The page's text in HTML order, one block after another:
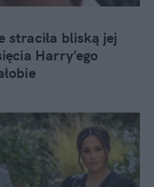
straciła bliską jej
Harry'ego